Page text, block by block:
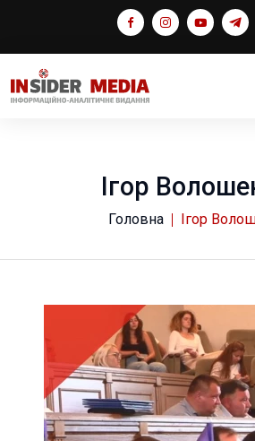
Ігор
Головна Ігор